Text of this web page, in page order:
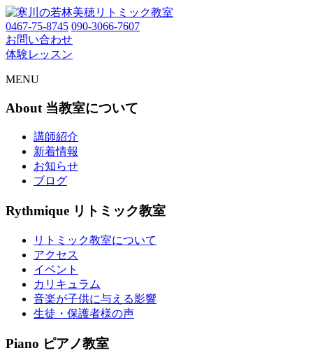
0467-75-8745 090-3066-7607
お問い合わせ
体験レッスン
MENU
About 当教室について
講師紹介
新着情報
お知らせ
ブログ
Rythmique リトミック教室
リトミック教室について
アクセス
イベント
カリキュラム
音楽が子供に与える影響
生徒・保護者様の声
Piano ピアノ教室